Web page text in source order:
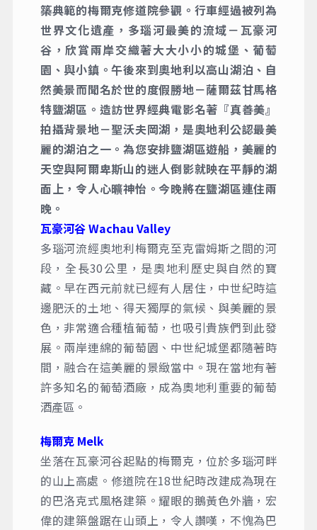
築典範的梅爾克修道院參觀。行車經過被列為
世界文化遺產，多瑙河最美的流域－瓦豪河
谷，欣賞兩岸交織著大大小小的城堡、葡萄
園、與小鎮。午後來到奧地利以高山湖泊、自
然美景而聞名於世的度假勝地－薩爾茲甘馬格
特鹽湖區。造訪世界經典電影名著『真善美』
拍攝背景地－聖沃夫岡湖，是奧地利公認最美
麗的湖泊之一。為您安排鹽湖區遊船，美麗的
天空與阿爾卑斯山的迷人倒影就映在平靜的湖
面上，令人心曠神怡。今晚將在鹽湖區連住兩
晚。
瓦豪河谷 Wachau Valley
多瑙河流經奧地利梅爾克至克雷姆斯之間的河
段，全長30公里，是奧地利歷史與自然的寶
藏。早在西元前就已經有人居住，中世紀時這
邊肥沃的土地、得天獨厚的氣候、與美麗的景
色，非常適合種植葡萄，也吸引貴族們到此發
展。兩岸連綿的葡萄園、中世紀城堡都隨著時
間，融合在這美麗的景緻當中。現在當地有著
許多知名的葡萄酒廠，成為奧地利重要的葡萄
酒產區。
梅爾克 Melk
坐落在瓦豪河谷起點的梅爾克，位於多瑙河畔
的山上高處。修道院在18世紀時改建成為現在
的巴洛克式風格建築。耀眼的鵝黃色外牆，宏
偉的建築盤踞在山頭上，令人讚嘆，不愧為巴